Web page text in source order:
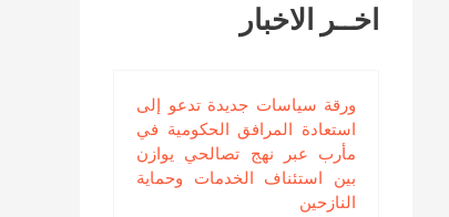
اخــر الاخبار
ورقة سياسات جديدة تدعو إلى
استعادة المرافق الحكومية في
مأرب عبر نهج تصالحي يوازن
بين استئناف الخدمات وحماية
النازحين